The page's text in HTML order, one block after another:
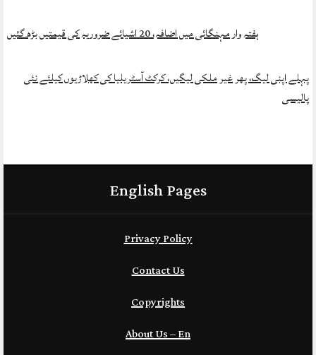
ہفتہ وار مہنگائی میں اضافہ، 20 اشیائے ضروریہ کی قیمتیں بڑھ گئیں
پہلے اپنی لیگ، پھر غیر ملکی لیگیں، کرکٹ آسٹریلیا کی کھلاڑیوں کیلئے نئی
پالیسی
English Pages
Privacy Policy
Contact Us
Copyrights
About Us – En